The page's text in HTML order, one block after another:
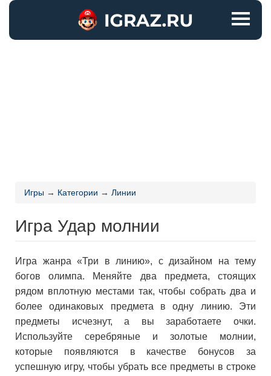
Игры → Категории → Линии
Игра Удар молнии
Игра жанра «Три в линию», с дизайном на тему
богов олимпа. Меняйте два предмета, стоящих
рядом вплотную местами так, чтобы собрать два и
более одинаковых предмета в одну линию. Эти
предметы исчезнут, а вы заработаете очки.
Используйте серебряные и золотые молнии,
которые появляются в качестве бонусов за
успешную игру, чтобы убрать все предметы в строке